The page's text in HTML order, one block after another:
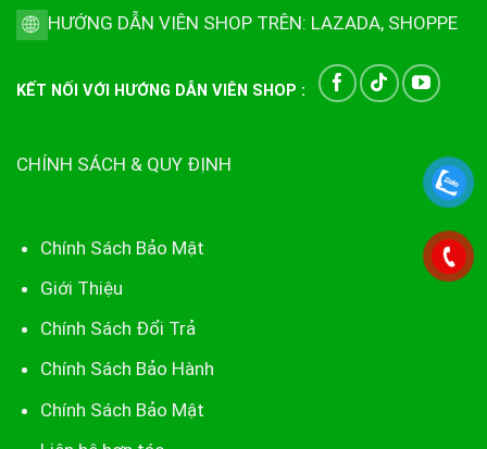
HƯỚNG DẪN VIÊN SHOP TRÊN: LAZADA, SHOPPE
KẾT NỐI VỚI HƯỚNG DẪN VIÊN SHOP :
CHÍNH SÁCH & QUY ĐỊNH
Chính Sách Bảo Mật
Giới Thiệu
Chính Sách Đổi Trả
Chính Sách Bảo Hành
Chính Sách Bảo Mật